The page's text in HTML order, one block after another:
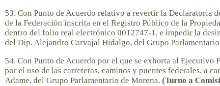
53. Con Punto de Acuerdo relativo a revertir la Declaratoria
de la Federación inscrita en el Registro Público de la
dentro del folio real electrónico 0012747-1, e impedir la
del Dip. Alejandro Carvajal Hidalgo, del Grupo
54. Con Punto de Acuerdo por el que se exhorta al Ejecutivo
por el uso de las carreteras, caminos y puentes federales, a
Adame, del Grupo Parlamentario de Morena. (Turno a